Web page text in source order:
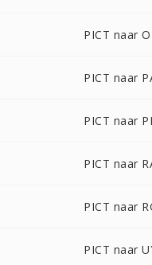
PICT naar
PICT naar
PICT naar
PICT naar
PICT naar
PICT naar